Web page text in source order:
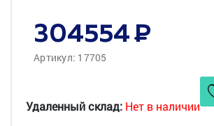
304554
Артикул: 17705
Удаленный склад: Нет в наличии